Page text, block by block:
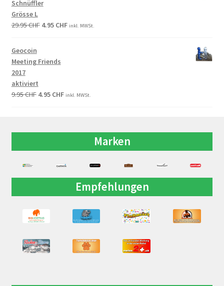
Schnüffler
Grösse L
29.95CHF 4.95 CHF inkl. MWSt.
Geocoin
Meeting Friends
2017
aktiviert
9.95CHF 4.95 CHF inkl. MWSt.
Marken
Empfehlungen